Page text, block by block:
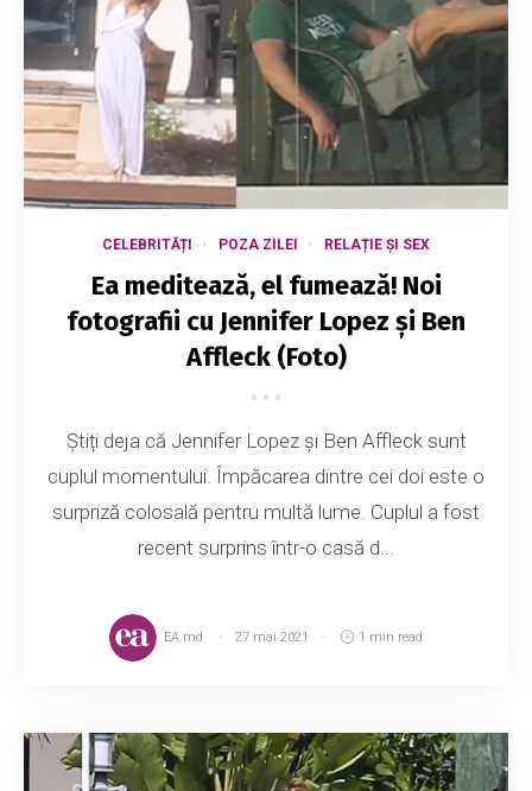
CELEBRITĂȚI POZA ZILEI RELAȚIE ȘI SEX
Ea meditează, el fumează! Noi
fotografii cu Jennifer Lopez și Ben
Affleck (Foto)
Știți deja că Jennifer Lopez și Ben Affleck sunt
cuplul momentului. Împăcarea dintre cei doi este o
surpriză colosală pentru multă lume. Cuplul a fost
recent surprins într-o casă d...
EA.md 27 mai 2021 1 min read